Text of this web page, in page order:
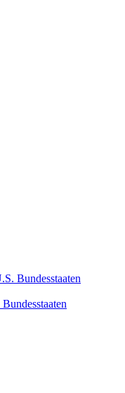
Bundesstaaten